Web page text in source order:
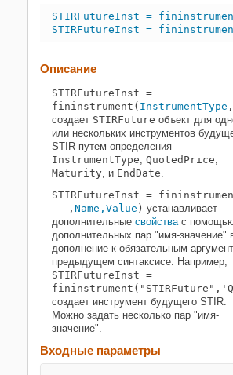
STIRFutureInst =
STIRFutureInst =
Описание
STIRFutureInst =
fininstrument( InstrumentType
создает STIRFuture объект для
или нескольких инструментов
STIR путем определения
InstrumentType, QuotedPrice,
Maturity, и EndDate.
STIRFutureInst =
, Name,Value ) устанавливает
дополнительные свойствас
дополнительных пар "имя-значение"
дополнение к обязательным
предыдущем синтаксисе. Например,
STIRFutureInst =
создает инструмент будущего STIR.
Можно задать несколько пар "имя-
значение".
Входные параметры